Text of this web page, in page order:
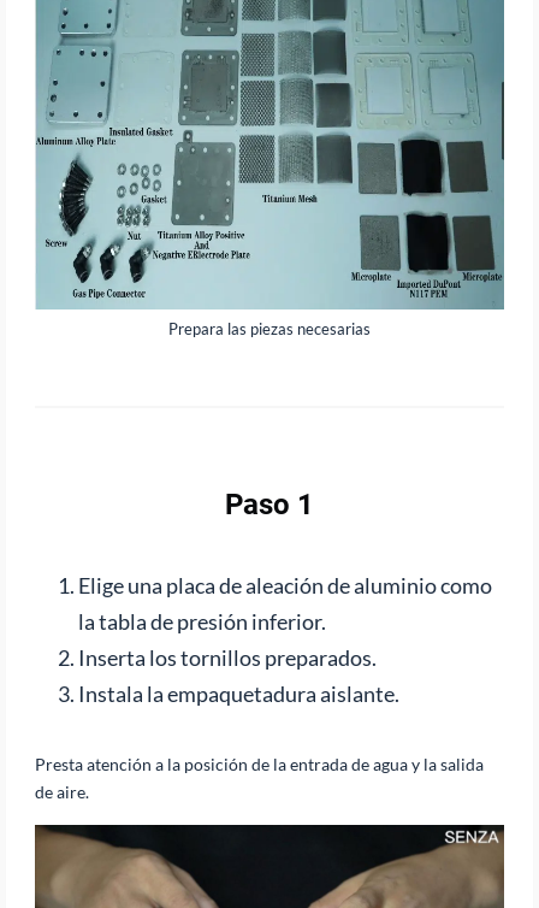
Prepara las piezas necesarias
Paso 1
Elige una placa de aleación de aluminio como
la tabla de presión inferior.
Inserta los tornillos preparados.
Instala la empaquetadura aislante.
Presta atención a la posición de la entrada de agua y la salida
de aire.